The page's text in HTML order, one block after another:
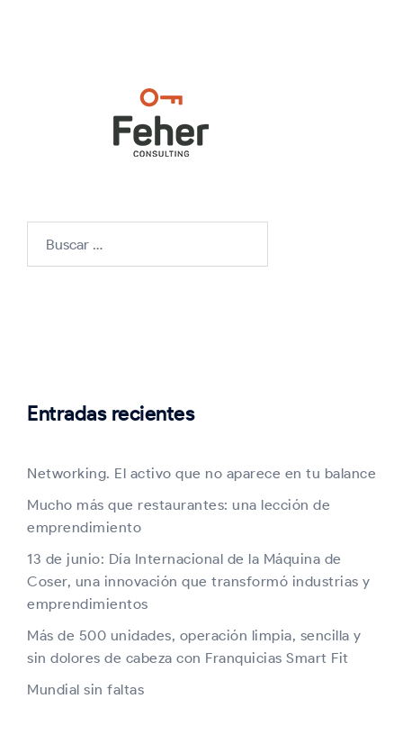
Entradas recientes
Networking. El activo que no aparece en tu balance
Mucho más que restaurantes: una lección de
emprendimiento
13 de junio: Día Internacional de la Máquina de
Coser, una innovación que transformó industrias y
emprendimientos
Más de 500 unidades, operación limpia, sencilla y
sin dolores de cabeza con Franquicias Smart Fit
Mundial sin faltas